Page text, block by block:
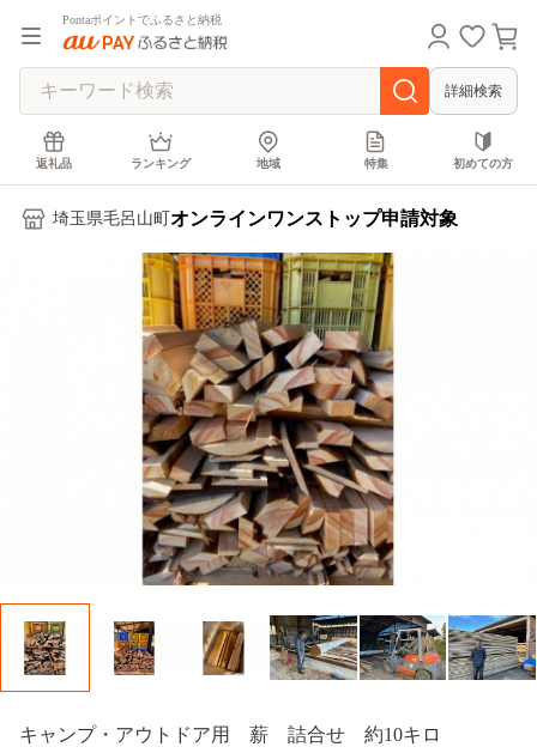
Pontaポイントでふるさと納税
詳細検索
返礼品 ランキング 地域 特集 初めての方
埼玉県毛呂山町 オンラインワンストップ申請対象
キャンプ・アウトドア用 薪 詰合せ 約10キロ